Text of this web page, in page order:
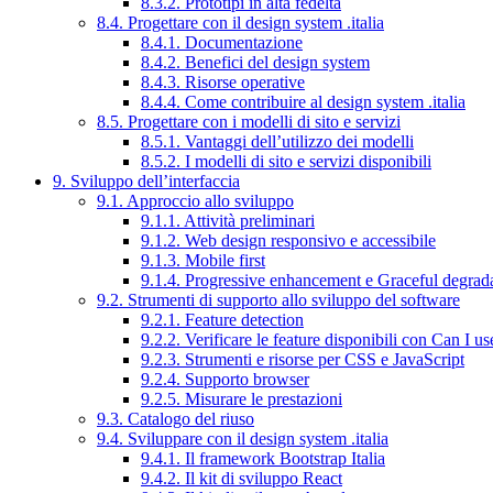
8.4. Progettare con il design system .italia
8.4.1. Documentazione
8.4.2. Benefici del design system
8.4.3. Risorse operative
8.4.4. Come contribuire al design system .italia
8.5. Progettare con i modelli di sito e servizi
8.5.1. Vantaggi dell’utilizzo dei modelli
8.5.2. I modelli di sito e servizi disponibili
9. Sviluppo dell’interfaccia
9.1. Approccio allo sviluppo
9.1.1. Attività preliminari
9.1.2. Web design responsivo e accessibile
9.1.3. Mobile first
9.1.4. Progressive enhancement e Graceful
9.2. Strumenti di supporto allo sviluppo del software
9.2.1. Feature detection
9.2.2. Verificare le feature disponibili con Can I
9.2.3. Strumenti e risorse per CSS e JavaScript
9.2.4. Supporto browser
9.2.5. Misurare le prestazioni
9.3. Catalogo del riuso
9.4. Sviluppare con il design system .italia
9.4.1. Il framework Bootstrap Italia
9.4.2. Il kit di sviluppo React